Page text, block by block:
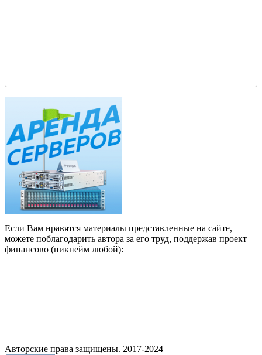
Если Вам нравятся материалы представленные на сайте,
можете поблагодарить автора за его труд, поддержав проект
финансово (никнейм любой):
Авторские права защищены. 2017-2024